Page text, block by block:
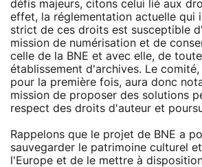
défis majeurs, citons celui lié aux
effet, la réglementation actuelle qui
strict de ces droits est susceptible
mission de numérisation et de
celle de la BNE et avec elle, de
établissement d'archives. Le
pour la première fois, aura donc
mission de proposer des solutions
respect des droits d'auteur et
Rappelons que le projet de BNE a
sauvegarder le patrimoine culturel
l'Europe et de le mettre à